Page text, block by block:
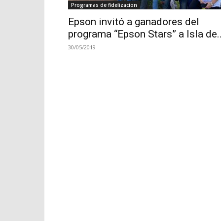
Programas de fidelizacion
Epson invitó a ganadores del
programa “Epson Stars” a Isla
30/05/2019